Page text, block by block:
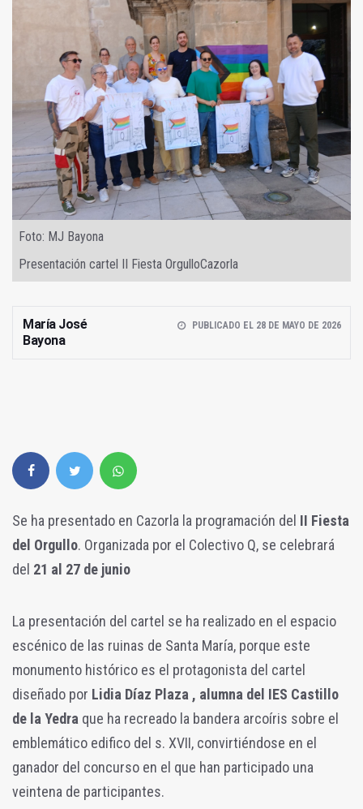
Foto: MJ Bayona
Presentación cartel II Fiesta OrgulloCazorla
María José
Bayona
PUBLICADO EL 28 DE MAYO DE 2026
Se ha presentado en Cazorla la programación del II Fiesta
del Orgullo. Organizada por el Colectivo Q, se celebrará
del 21 al 27 de junio
La presentación del cartel se ha realizado en el espacio
escénico de las ruinas de Santa María, porque este
monumento histórico es el protagonista del cartel
diseñado por Lidia Díaz Plaza , alumna del IES Castillo
de la Yedra que ha recreado la bandera arcoíris sobre el
emblemático edifico del s. XVII, convirtiéndose en el
ganador del concurso en el que han participado una
veintena de participantes.